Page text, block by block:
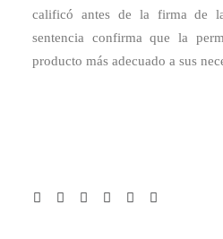
calificó antes de la firma de
sentencia confirma que la
producto más adecuado a sus